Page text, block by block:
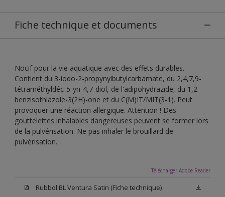
Fiche technique et documents
Nocif pour la vie aquatique avec des effets durables.
Contient du 3-iodo-2-propynylbutylcarbamate, du 2,4,7,9-
tétraméthyldéc-5-yn-4,7-diol, de l'adipohydrazide, du 1,2-
benzisothiazole-3(2H)-one et du C(M)IT/MIT(3-1). Peut
provoquer une réaction allergique. Attention ! Des
gouttelettes inhalables dangereuses peuvent se former lors
de la pulvérisation. Ne pas inhaler le brouillard de
pulvérisation.
Télécharger Adobe Reader
Rubbol BL Ventura Satin (Fiche technique)